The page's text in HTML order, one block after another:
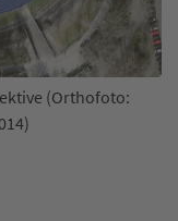
(Orthofoto: